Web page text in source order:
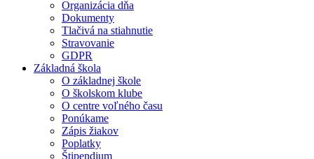
Organizácia dňa
Dokumenty
Tlačivá na stiahnutie
Stravovanie
GDPR
Základná škola
O základnej škole
O školskom klube
O centre voľného času
Ponúkame
Zápis žiakov
Poplatky
Štipendium